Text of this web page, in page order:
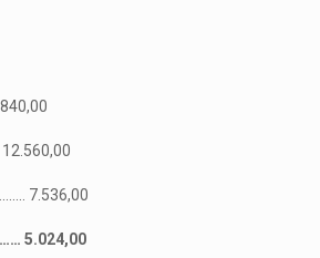
7.536,00
5.024,00